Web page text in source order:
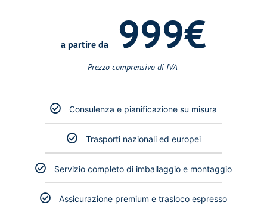
a partire da 999€
Prezzo comprensivo di IVA ​
Consulenza e pianificazione su misura
Trasporti nazionali ed europei
Servizio completo di imballaggio e montaggio
Assicurazione premium e trasloco espresso